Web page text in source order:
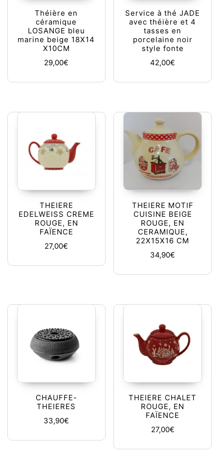
Théière en
céramique
LOSANGE bleu
marine beige 18X14
X10CM
29,00€
Service à thé JADE
avec théière et 4
tasses en
porcelaine noir
style fonte
42,00€
THEIERE
EDELWEISS CREME
ROUGE, EN
FAÏENCE
27,00€
THEIERE MOTIF
CUISINE BEIGE
ROUGE, EN
CERAMIQUE,
22X15X16 CM
34,90€
CHAUFFE-
THEIERES
33,90€
THEIERE CHALET
ROUGE, EN
FAÏENCE
27,00€